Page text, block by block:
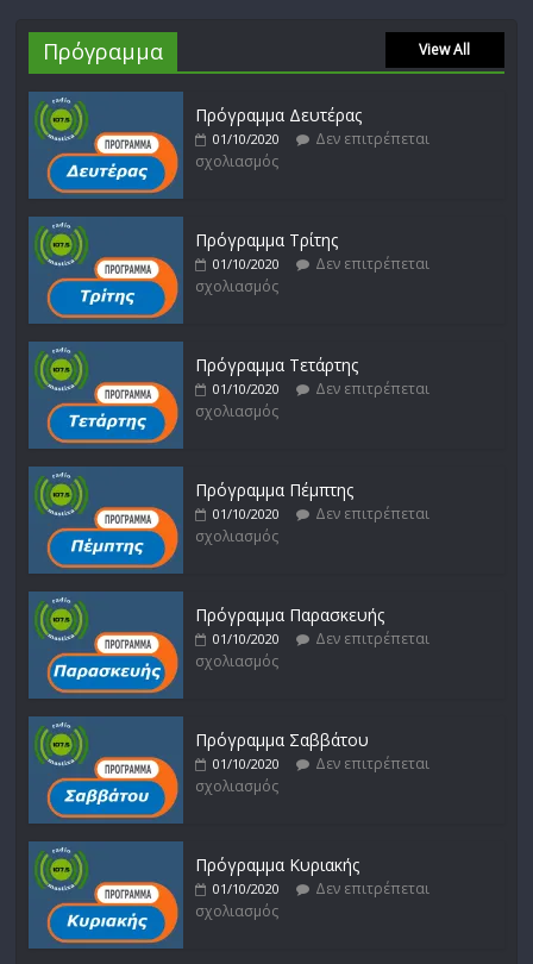
Πρόγραμμα View All
Πρόγραμμα Δευτέρας
01/10/2020
Δεν επιτρέπεται
σχολιασμός
Πρόγραμμα Τρίτης
01/10/2020
Δεν επιτρέπεται
σχολιασμός
Πρόγραμμα Τετάρτης
01/10/2020
Δεν επιτρέπεται
σχολιασμός
Πρόγραμμα Πέμπτης
01/10/2020
Δεν επιτρέπεται
σχολιασμός
Πρόγραμμα Παρασκευής
01/10/2020
Δεν επιτρέπεται
σχολιασμός
Πρόγραμμα Σαββάτου
01/10/2020
Δεν επιτρέπεται
σχολιασμός
Πρόγραμμα Κυριακής
01/10/2020
Δεν επιτρέπεται
σχολιασμός